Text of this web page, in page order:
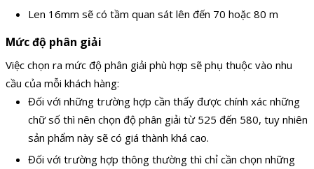
Len 16mm sẽ có tầm quan sát lên đến 70 hoặc 80 m
Mức độ phân giải
Việc chọn ra mức độ phân giải phù hợp sẽ phụ thuộc vào nhu
cầu của mỗi khách hàng:
Đối với những trường hợp cần thấy được chính xác những
chữ số thì nên chọn độ phân giải từ 525 đến 580, tuy nhiên
sản phẩm này sẽ có giá thành khá cao.
Đối với trường hợp thông thường thì chỉ cần chọn những